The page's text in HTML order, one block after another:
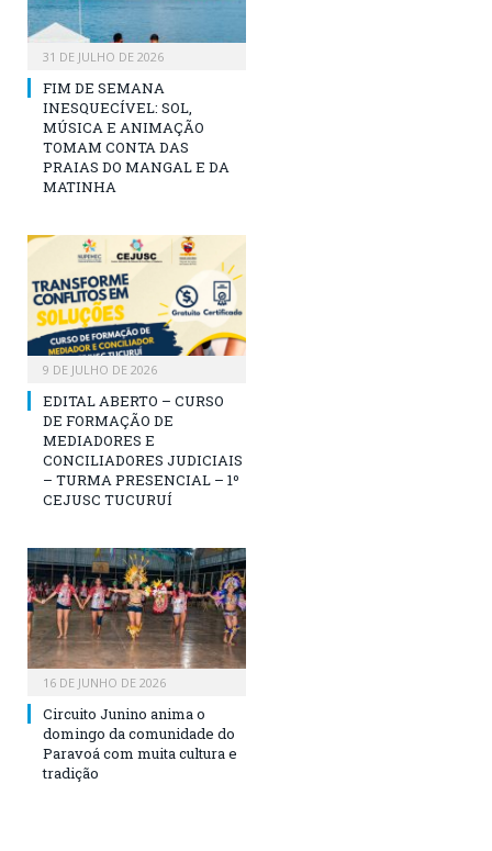
31 DE JULHO DE 2026
FIM DE SEMANA
INESQUECÍVEL: SOL,
MÚSICA E ANIMAÇÃO
TOMAM CONTA DAS
PRAIAS DO MANGAL E DA
MATINHA
9 DE JULHO DE 2026
EDITAL ABERTO – CURSO
DE FORMAÇÃO DE
MEDIADORES E
CONCILIADORES JUDICIAIS
– TURMA PRESENCIAL – 1º
CEJUSC TUCURUÍ
16 DE JUNHO DE 2026
Circuito Junino anima o
domingo da comunidade do
Paravoá com muita cultura e
tradição